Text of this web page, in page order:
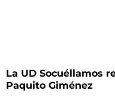
La UD Socuéllamos
Paquito Giménez